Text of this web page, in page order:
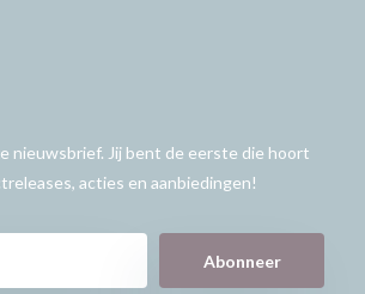
nieuwsbrief. Jij bent de eerste die hoort
acties en aanbiedingen!
Abonneer